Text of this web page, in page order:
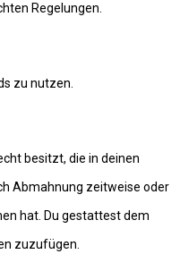
Regelungen.
zu nutzen.
besitzt, die in deinen
Abmahnung zeitweise oder
hat. Du gestattest dem
zuzufügen.